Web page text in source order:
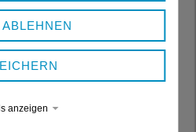
0
4507
anzeigen